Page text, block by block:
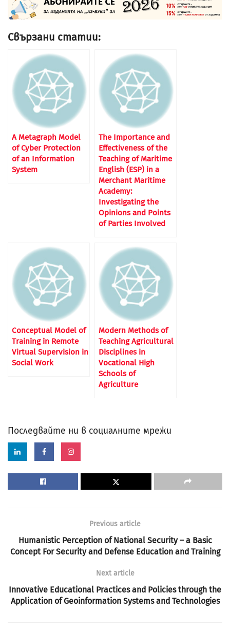
Свързани статии:
A Metagraph Model
оf Cyber Protection
оf аn Information
System
The Importance and
Effectiveness of the
Teaching of Maritime
English (ESP) in a
Merchant Maritime
Academy:
Investigating the
Opinions and Points
of Parties Involved
Conceptual Model of
Training in Remote
Virtual Supervision in
Social Work
Modern Methods of
Teaching Agricultural
Disciplines in
Vocational High
Schools of
Agriculture
Последвайте ни в социалните мрежи
Previous article
Humanistic Perception оf National Security – а Basic
Concept For Security аnd Defense Education аnd Training
Next article
Innovative Educational Practices and Policies through the
Application of Geoinformation Systems and Technologies